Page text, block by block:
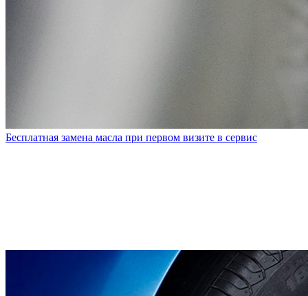
Бесплатная замена масла при первом визите в сервис